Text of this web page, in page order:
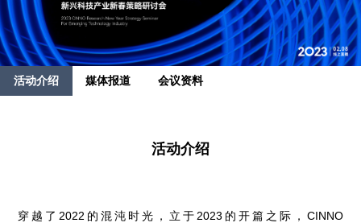
活动介绍 媒体报道 会议资料
活动介绍
穿越了2022的混沌时光，立于2023的开篇之际，CINNO